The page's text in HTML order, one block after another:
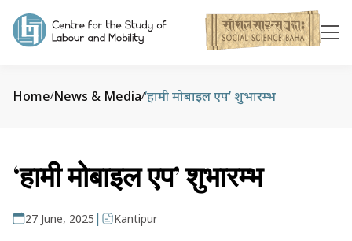
Home/News & Media/‘हामी मोबाइल एप’ शुभारम्भ
‘हामी मोबाइल एप’ शुभारम्भ
27 June, 2025 | Kantipur